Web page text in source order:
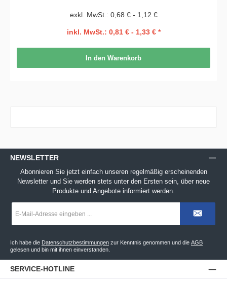
exkl. MwSt.: 0,68 € - 1,12 €
inkl. MwSt.: 0,81 € - 1,33 € *
In den Warenkorb
NEWSLETTER
Abonnieren Sie jetzt einfach unseren regelmäßig erscheinenden
Newsletter und Sie werden stets unter den Ersten sein, über neue
Produkte und Angebote informiert werden.
Mail-
*
Ich habe die Datenschutzbestimmungen zur Kenntnis genommen und die AGB
gelesen und bin mit ihnen einverstanden.
SERVICE-HOTLINE